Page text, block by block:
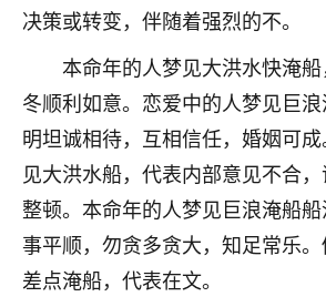
决策或转变，伴随着强烈的不。
本命年的人梦见大洪水快淹
冬顺利如意。恋爱中的人梦见巨
明坦诚相待，互相信任，婚姻可
见大洪水船，代表内部意见不合
整顿。本命年的人梦见巨浪淹船
事平顺，勿贪多贪大，知足常乐
差点淹船，代表在文。
鹿森：你可以找老师看看，
啊！
太阳当空赵 ：我也做餐饮的
是我从找店开始都是找慧来
址、风水、还有开业日子，
大环境不好，但是我家生意
刚找老师做了补财库，希望
2小时前 来自海南
梦醒时分